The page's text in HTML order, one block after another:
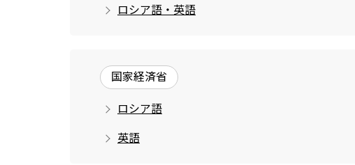
ロシア語・英語
国家経済省
ロシア語
英語